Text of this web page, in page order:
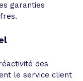
garanties
des
le service client